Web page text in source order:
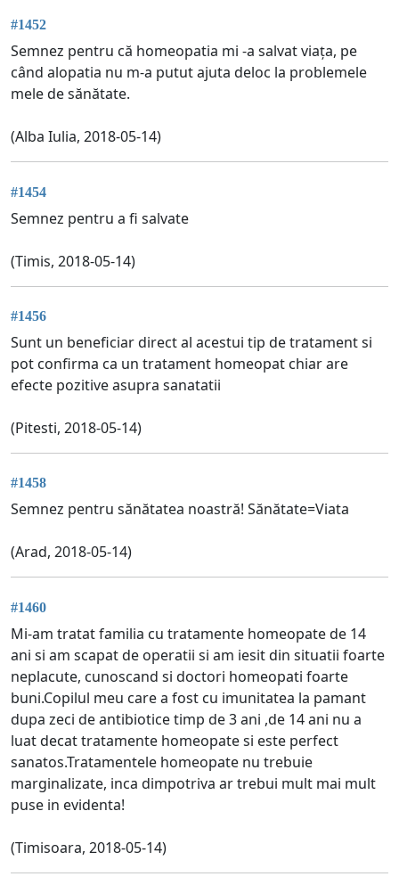
#1452
Semnez pentru că homeopatia mi -a salvat viața, pe
când alopatia nu m-a putut ajuta deloc la problemele
mele de sănătate.
(Alba Iulia, 2018-05-14)
#1454
Semnez pentru a fi salvate
(Timis, 2018-05-14)
#1456
Sunt un beneficiar direct al acestui tip de tratament si
pot confirma ca un tratament homeopat chiar are
efecte pozitive asupra sanatatii
(Pitesti, 2018-05-14)
#1458
Semnez pentru sănătatea noastră! Sănătate=Viata
(Arad, 2018-05-14)
#1460
Mi-am tratat familia cu tratamente homeopate de 14
ani si am scapat de operatii si am iesit din situatii foarte
neplacute, cunoscand si doctori homeopati foarte
buni.Copilul meu care a fost cu imunitatea la pamant
dupa zeci de antibiotice timp de 3 ani ,de 14 ani nu a
luat decat tratamente homeopate si este perfect
sanatos.Tratamentele homeopate nu trebuie
marginalizate, inca dimpotriva ar trebui mult mai mult
puse in evidenta!
(Timisoara, 2018-05-14)